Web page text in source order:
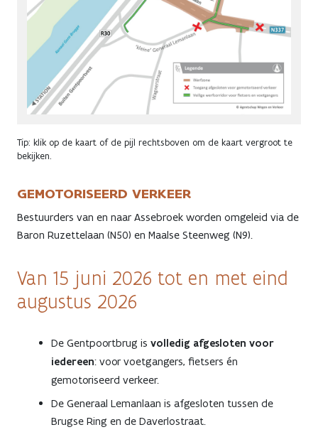
Tip: klik op de kaart of de pijl rechtsboven om de kaart vergroot te
bekijken.
GEMOTORISEERD VERKEER
Bestuurders van en naar Assebroek worden omgeleid via de
Baron Ruzettelaan (N50) en Maalse Steenweg (N9).
Van 15 juni 2026 tot en met eind
augustus 2026
De Gentpoortbrug is volledig afgesloten voor
iedereen: voor voetgangers, fietsers én
gemotoriseerd verkeer.
De Generaal Lemanlaan is afgesloten tussen de
Brugse Ring en de Daverlostraat.